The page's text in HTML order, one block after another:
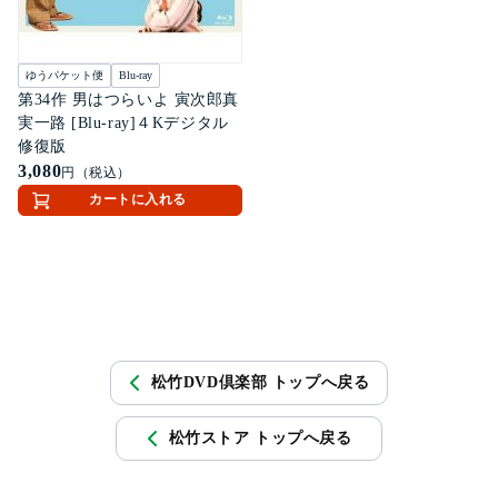
ゆうパケット便 Blu-ray
第34作 男はつらいよ 寅次郎真
実一路 [Blu-ray]４Kデジタル
修復版
3,080円（税込）
カートに入れる
松竹DVD倶楽部 トップへ戻る
松竹ストア トップへ戻る